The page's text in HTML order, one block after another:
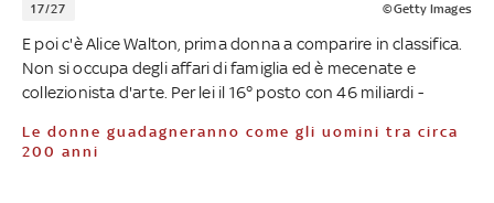
17/27 ©Getty Images
E poi c'è Alice Walton, prima donna a comparire in classifica.
Non si occupa degli affari di famiglia ed è mecenate e
collezionista d'arte. Per lei il 16° posto con 46 miliardi -
Le donne guadagneranno come gli uomini tra circa
200 anni